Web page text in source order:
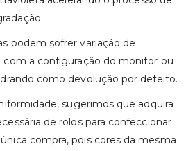
podem sofrer variação de
com a configuração do monitor ou
como devolução por defeito.
sugerimos que adquira
de rolos para confeccionar
compra, pois cores da mesma